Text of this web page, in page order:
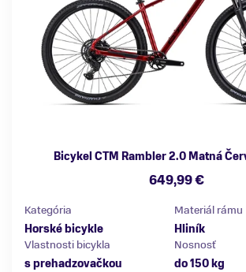
Bicykel CTM Rambler 2.0 Matná
649,99 €
Kategória
Horské bicykle
Materiál rámu
Hliník
Vlastnosti bicykla
s prehadzovačkou
Nosnosť
do 150 kg